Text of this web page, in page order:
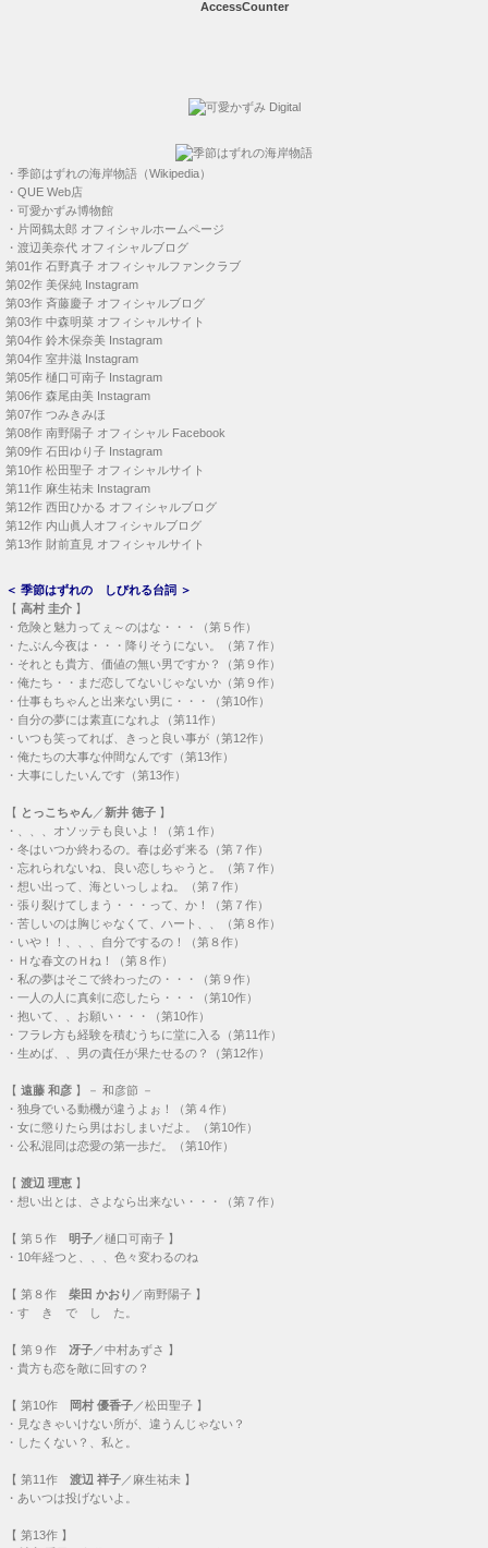
AccessCounter
・ 季節はずれの海岸物語（Wikipedia）
・ QUE Web店
・ 可愛かずみ博物館
・ 片岡鶴太郎 オフィシャルホームページ
・ 渡辺美奈代 オフィシャルブログ
第01作 石野真子 オフィシャルファンクラブ
第02作 美保純 Instagram
第03作 斉藤慶子 オフィシャルブログ
第03作 中森明菜 オフィシャルサイト
第04作 鈴木保奈美 Instagram
第04作 室井滋 Instagram
第05作 樋口可南子 Instagram
第06作 森尾由美 Instagram
第07作 つみきみほ
第08作 南野陽子 オフィシャル Facebook
第09作 石田ゆり子 Instagram
第10作 松田聖子 オフィシャルサイト
第11作 麻生祐未 Instagram
第12作 西田ひかる オフィシャルブログ
第12作 内山眞人オフィシャルブログ
第13作 財前直見 オフィシャルサイト
＜ 季節はずれの しびれる台詞 ＞
【 高村 圭介 】
・ 危険と魅力ってぇ～のはな・・・（第５作）
・ たぶん今夜は・・・降りそうにない。（第７作）
・ それとも貴方、価値の無い男ですか？（第９作）
・ 俺たち・・まだ恋してないじゃないか（第９作）
・ 仕事もちゃんと出来ない男に・・・（第10作）
・ 自分の夢には素直になれよ（第11作）
・ いつも笑ってれば、きっと良い事が（第12作）
・ 俺たちの大事な仲間なんです（第13作）
・ 大事にしたいんです（第13作）
【 とっこちゃん ／新井 徳子 】
・
、、、オソッテも良いよ！（第１作）
・ 冬はいつか終わるの。春は必ず来る（第７作）
・ 忘れられないね、良い恋しちゃうと。（第７作）
・ 想い出って、海といっしょね。（第７作）
・ 張り裂けてしまう・・・って、か！（第７作）
・ 苦しいのは胸じゃなくて、ハート、、（第８作）
・ いや！！、、、自分でするの！（第８作）
・ Ｈな春文のＨね！（第８作）
・ 私の夢はそこで終わったの・・・（第９作）
・ 一人の人に真剣に恋したら・・・（第10作）
・ 抱いて、、お願い・・・（第10作）
・ フラレ方も経験を積むうちに堂に入る（第11作）
・ 生めば、、男の責任が果たせるの？（第12作）
【 遠藤 和彦 】－ 和彦節 －
・ 独身でいる動機が違うよぉ！（第４作）
・ 女に懲りたら男はおしまいだよ。（第10作）
・ 公私混同は恋愛の第一歩だ。（第10作）
【 渡辺 理恵 】
・ 想い出とは、さよなら出来ない・・・（第７作）
【 第５作 明子 ／樋口可南子 】
・ 10年経つと、、、色々変わるのね
【 第８作 柴田 かおり ／南野陽子 】
・ す き で し た。
【 第９作 冴子 ／中村あずさ 】
・ 貴方も恋を敵に回すの？
【 第10作 岡村 優香子 ／松田聖子 】
・ 見なきゃいけない所が、違うんじゃない？
・ したくない？、私と。
【 第11作 渡辺 祥子 ／麻生祐未 】
・ あいつは投げないよ。
【 第13作 】